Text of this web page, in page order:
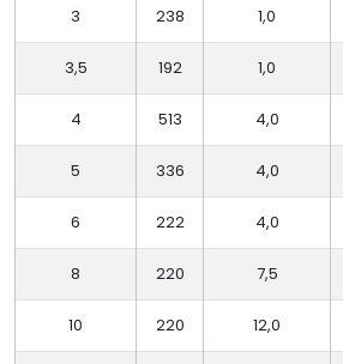
3 238 1,0
3,5 192 1,0
4 513 4,0
5 336 4,0
6 222 4,0
8 220 7,5
10 220 12,0